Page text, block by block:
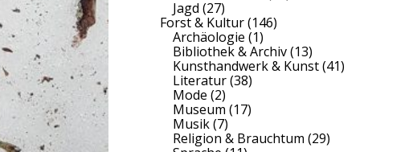
Jagd (27)
Forst & Kultur(146)
Archäologie (1)
Bibliothek & Archiv(13)
Kunsthandwerk & Kunst(41)
Literatur(38)
Mode (2)
Museum (17)
Musik(7)
Religion & Brauchtum (29)